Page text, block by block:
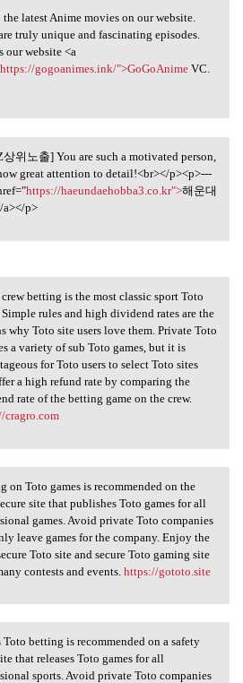
the latest Anime movies
the latest Anime movies on our website.
truly unique and fascinating episodes.
our website <a
https://gogoanimes.ink/">GoGoAnimeVC.
상위노출] You are such a
위노출] You are such a motivated person,
great attention to detail!<br></p><p>---
https://haeundaehobba3.co.kr">해운대
a></p>
betting is the
betting is the most classic sport Toto
Simple rules and high dividend rates are the
why Toto site users love them. Private Toto
a variety of sub Toto games, but it is
for Toto users to select Toto sites
a high refund rate by comparing the
rate of the betting game on the crew.
cragro.com
on Toto games is
on Toto games is recommended on the
site that publishes Toto games for all
games. Avoid private Toto companies
leave games for the company. Enjoy the
Toto site and secure Toto gaming site
contests and events. https://gototo.site
Toto betting is
Toto betting is recommended on a safety
that releases Toto games for all
sports. Avoid private Toto companies